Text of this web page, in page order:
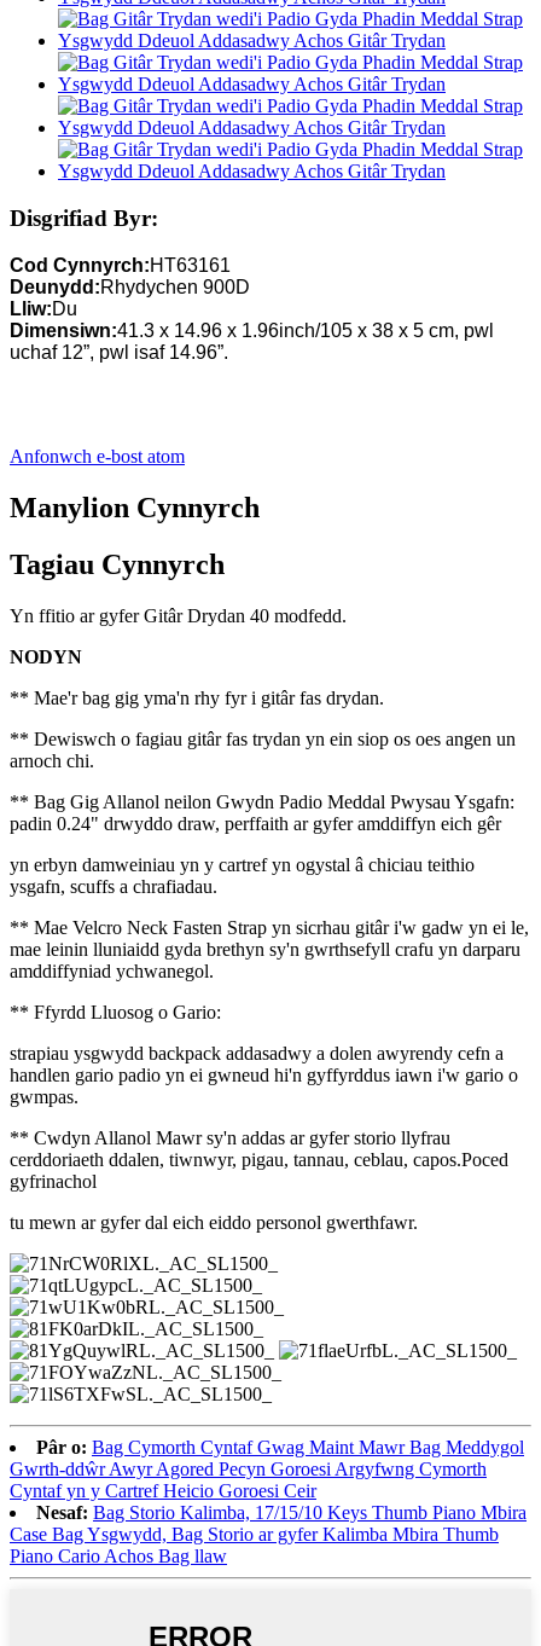
Disgrifiad Byr:
Cod Cynnyrch:HT63161
Deunydd:Rhydychen 900D
Lliw:Du
Dimensiwn:41.3 x 14.96 x 1.96inch/105 x 38 x 5 cm, pwl
uchaf 12”, pwl isaf 14.96”.
Anfonwch e-bost atom
Manylion Cynnyrch
Tagiau Cynnyrch
Yn ffitio ar gyfer Gitâr Drydan 40 modfedd.
NODYN
** Mae'r bag gig yma'n rhy fyr i gitâr fas drydan.
** Dewiswch o fagiau gitâr fas trydan yn ein siop os oes angen un
arnoch chi.
** Bag Gig Allanol neilon Gwydn Padio Meddal Pwysau Ysgafn:
padin 0.24" drwyddo draw, perffaith ar gyfer amddiffyn eich gêr
yn erbyn damweiniau yn y cartref yn ogystal â chiciau teithio
ysgafn, scuffs a chrafiadau.
** Mae Velcro Neck Fasten Strap yn sicrhau gitâr i'w gadw yn ei le,
mae leinin lluniaidd gyda brethyn sy'n gwrthsefyll crafu yn darparu
amddiffyniad ychwanegol.
** Ffyrdd Lluosog o Gario:
strapiau ysgwydd backpack addasadwy a dolen awyrendy cefn a
handlen gario padio yn ei gwneud hi'n gyffyrddus iawn i'w gario o
gwmpas.
** Cwdyn Allanol Mawr sy'n addas ar gyfer storio llyfrau
cerddoriaeth ddalen, tiwnwyr, pigau, tannau, ceblau, capos.Poced
gyfrinachol
tu mewn ar gyfer dal eich eiddo personol gwerthfawr.
Pâr o: Bag Cymorth Cyntaf Gwag Maint Mawr Bag Meddygol
Gwrth-ddŵr Awyr Agored Pecyn Goroesi Argyfwng Cymorth
Cyntaf yn y Cartref Heicio Goroesi Ceir
Nesaf: Bag Storio Kalimba, 17/15/10 Keys Thumb Piano Mbira
Case Bag Ysgwydd, Bag Storio ar gyfer Kalimba Mbira Thumb
Piano Cario Achos Bag llaw